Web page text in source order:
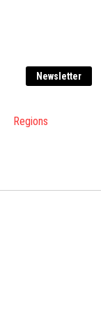
Newsletter
Regions